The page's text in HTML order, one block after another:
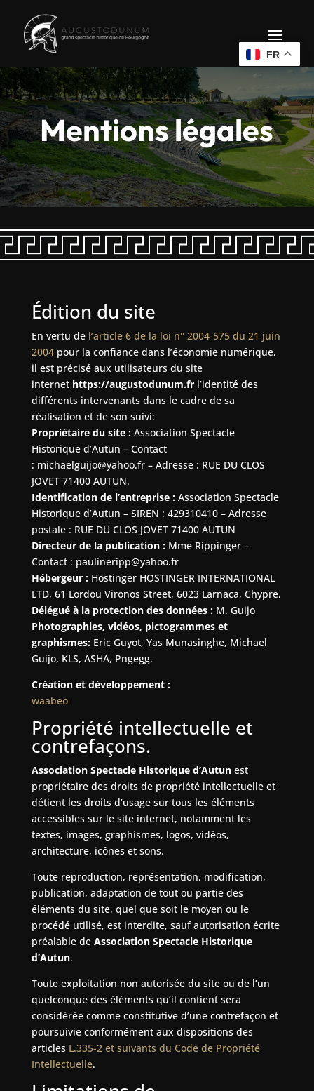
Mentions légales
Édition du site
En vertu de l’article 6 de la loi n° 2004-575 du 21 juin
2004 pour la confiance dans l’économie numérique,
il est précisé aux utilisateurs du site
internet https://augustodunum.fr l’identité des
différents intervenants dans le cadre de sa
réalisation et de son suivi:
Propriétaire du site : Association Spectacle
Historique d’Autun – Contact
: michaelguijo@yahoo.fr – Adresse : RUE DU CLOS
JOVET 71400 AUTUN.
Identification de l’entreprise : Association Spectacle
Historique d’Autun – SIREN : 429310410 – Adresse
postale : RUE DU CLOS JOVET 71400 AUTUN
Directeur de la publication : Mme Rippinger –
Contact : paulineripp@yahoo.fr
Hébergeur : Hostinger HOSTINGER INTERNATIONAL
LTD, 61 Lordou Vironos Street, 6023 Larnaca, Chypre,
Délégué à la protection des données :M. Guijo
Photographies, vidéos, pictogrammes et
graphismes:Eric Guyot, Yas Munasinghe, Michael
Guijo, KLS, ASHA, Pngegg.
Création et développement :
waabeo
Propriété intellectuelle et
contrefaçons.
Association Spectacle Historique d’Autun est
propriétaire des droits de propriété intellectuelle et
détient les droits d’usage sur tous les éléments
accessibles sur le site internet, notamment les
textes, images, graphismes, logos, vidéos,
architecture, icônes et sons.
Toute reproduction, représentation, modification,
publication, adaptation de tout ou partie des
éléments du site, quel que soit le moyen ou le
procédé utilisé, est interdite, sauf autorisation écrite
préalable de Association Spectacle Historique
d’Autun.
Toute exploitation non autorisée du site ou de l’un
quelconque des éléments qu’il contient sera
considérée comme constitutive d’une contrefaçon et
poursuivie conformément aux dispositions des
articles L.335-2 et suivants du Code de Propriété
Intellectuelle.
FR